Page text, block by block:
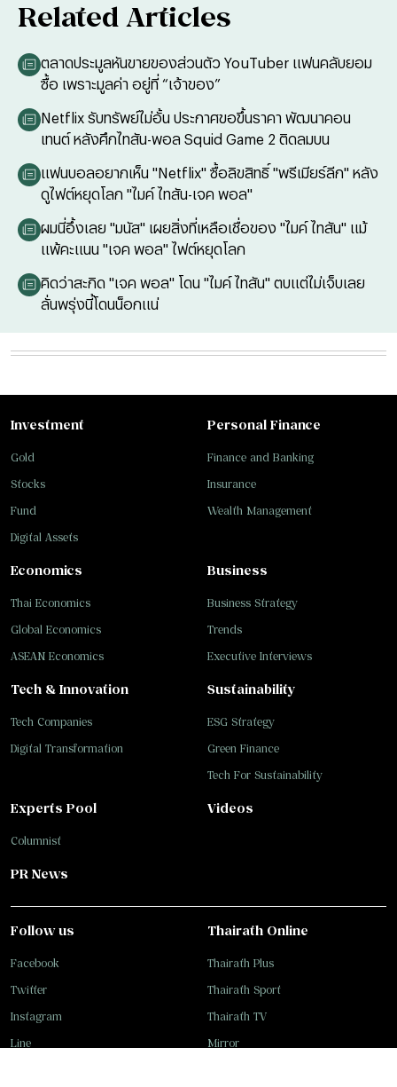
Related Articles
ตลาดประมูลหันขายของส่วนตัว YouTuber แฟนคลับยอม
ซื้อ เพราะมูลค่า อยู่ที่ “เจ้าของ”
Netflix รับทรัพย์ไม่อั้น ประกาศขอขึ้นราคา พัฒนาคอน
เทนต์ หลังศึกไทสัน-พอล Squid Game 2 ติดลมบน
แฟนบอลอยากเห็น "Netflix" ซื้อลิขสิทธิ์ "พรีเมียร์ลีก" หลัง
ดูไฟต์หยุดโลก "ไมค์ ไทสัน-เจค พอล"
ผมนี่อึ้งเลย "มนัส" เผยสิ่งที่เหลือเชื่อของ "ไมค์ ไทสัน" แม้
แพ้คะแนน "เจค พอล" ไฟต์หยุดโลก
คิดว่าสะกิด "เจค พอล" โดน "ไมค์ ไทสัน" ตบแต่ไม่เจ็บเลย
ลั่นพรุ่งนี้โดนน็อกแน่
Investment
Gold
Stocks
Fund
Digital Assets
Personal Finance
Finance and Banking
Insurance
Wealth Management
Business
Business Strategy
Trends
Executive Interviews
Tech & Innovation
Tech Companies
Digital Transformation
Sustainability
ESG Strategy
Green Finance
Tech For Sustainability
Economics
Thai Economics
Global Economics
ASEAN Economics
Experts Pool
Columnist
Videos
PR News
Follow us
Facebook
Twitter
Instagram
Line
Thairath Online
Thairath Plus
Thairath Sport
Thairath TV
Mirror